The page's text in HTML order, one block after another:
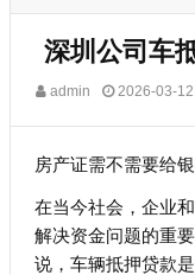
深圳公司车
admin 2026-03-12
房产证需不需要给
在当今社会，企业
解决资金问题的重
说，车辆抵押贷款